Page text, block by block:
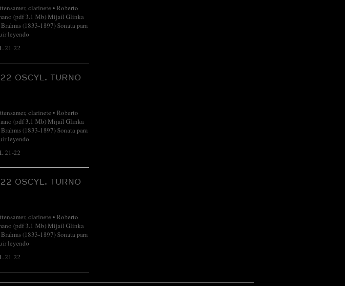
clarinete • Roberto
(pdf 3.1 Mb) Mijaíl Glinka
(1833-1897) Sonata para
leyendo
21-22
OSCYL. TURNO
clarinete • Roberto
(pdf 3.1 Mb) Mijaíl Glinka
(1833-1897) Sonata para
leyendo
21-22
OSCYL. TURNO
clarinete • Roberto
(pdf 3.1 Mb) Mijaíl Glinka
(1833-1897) Sonata para
leyendo
21-22